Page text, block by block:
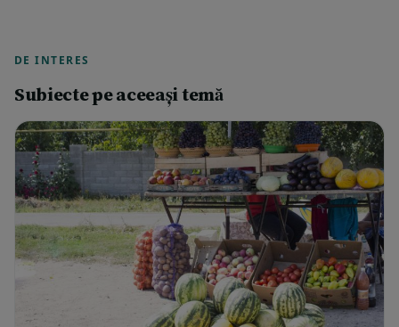
DE INTERES
Subiecte pe aceeași temă